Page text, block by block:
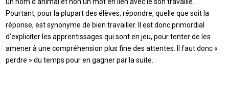
Pourtant, pour la plupart des élèves, répondre, quelle que soit la
réponse, est synonyme de bien travailler. Il est donc primordial
d’expliciter les apprentissages qui sont en jeu, pour tenter de les
amener à une compréhension plus fine des attentes. Il faut donc «
perdre » du temps pour en gagner par la suite.